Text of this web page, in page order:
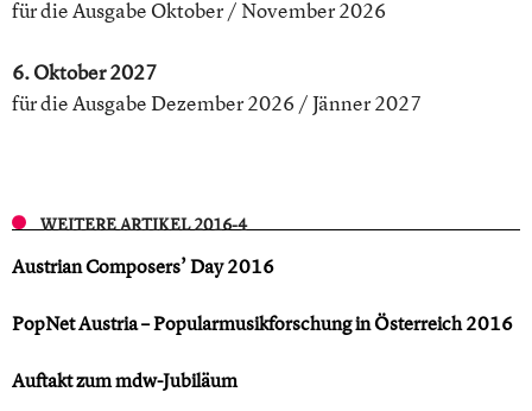
für die Ausgabe Oktober / November 2026
6. Oktober 2027
für die Ausgabe Dezember 2026 / Jänner 2027
WEITERE ARTIKEL 2016-4
Austrian Composers’ Day 2016
PopNet Austria – Popularmusikforschung in Österreich 2016
Auftakt zum mdw-Jubiläum